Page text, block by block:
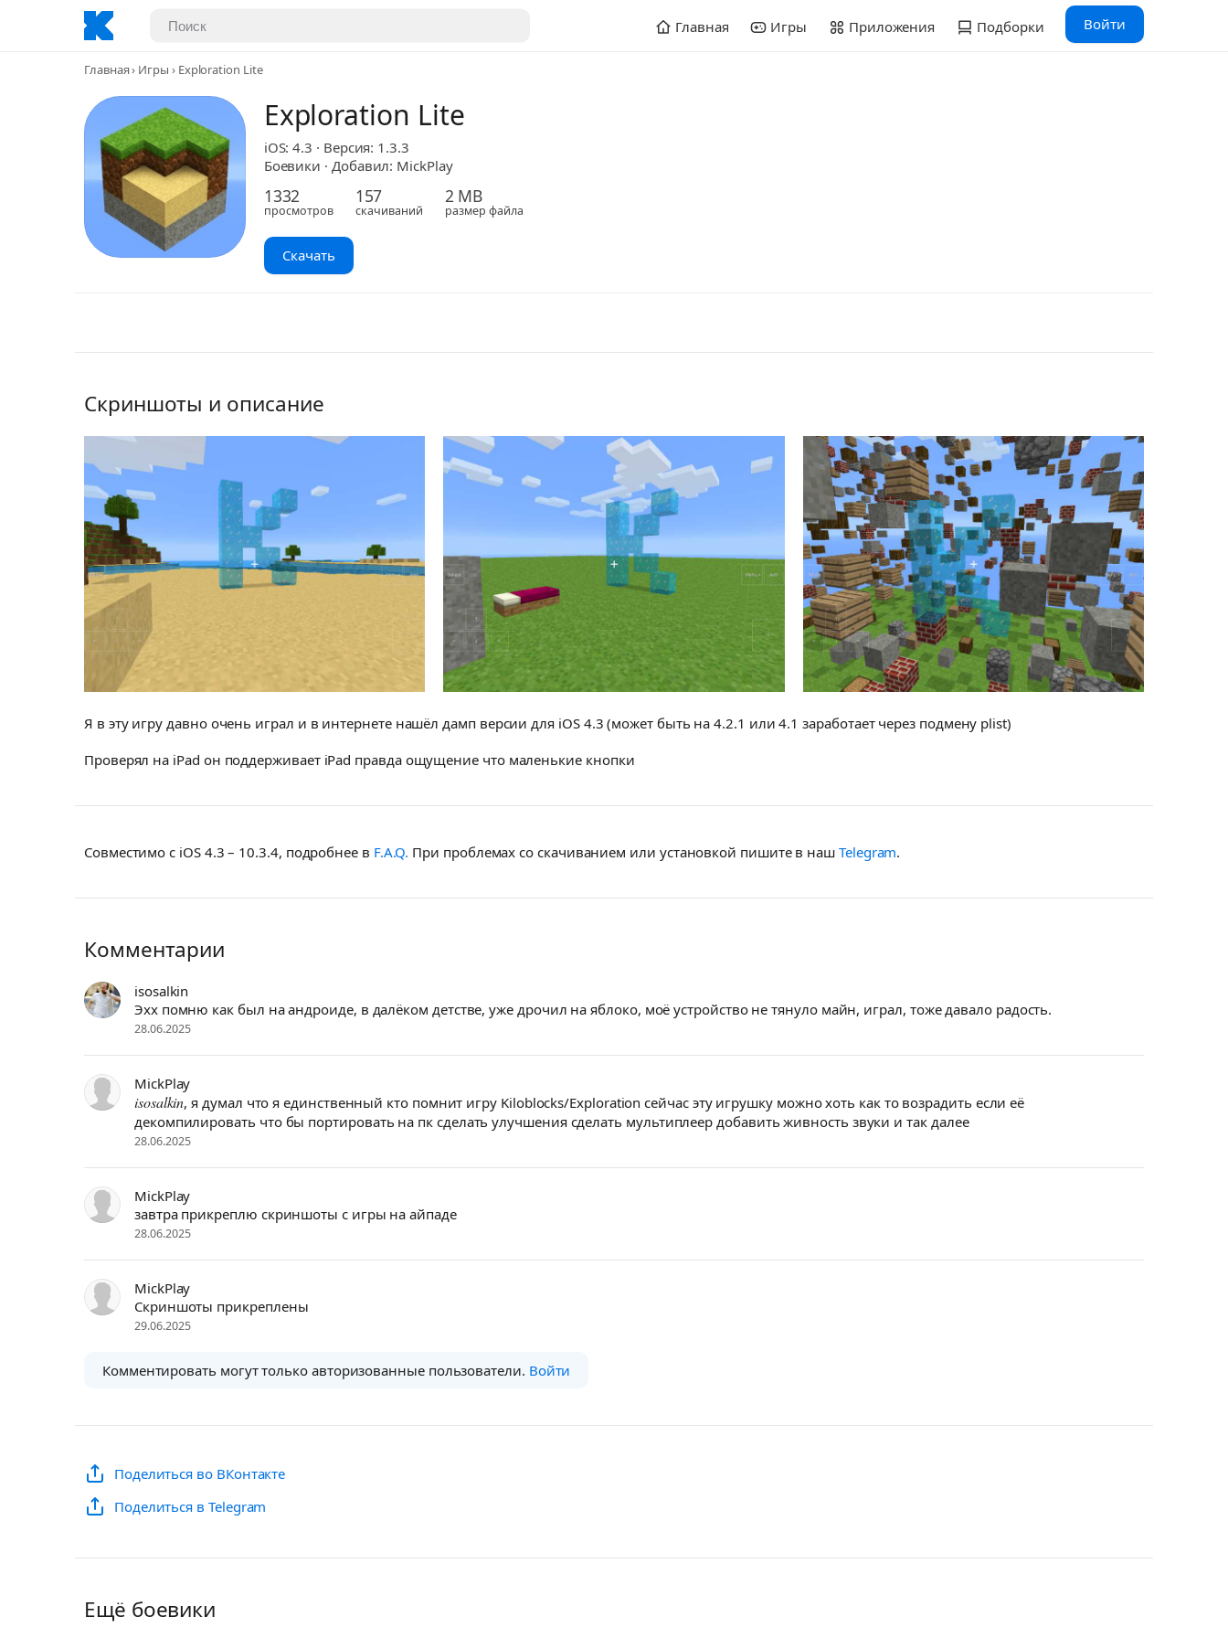
Главная Игры Приложения Подборки Войти
Главная Игры Exploration Lite
Exploration Lite
iOS: 4.3 · Версия: 1.3.3
Боевики · Добавил: MickPlay
1332
просмотров
157
скачиваний
2 MB
размер файла
Скачать
Скриншоты и описание
Я в эту игру давно очень играл и в интернете нашёл дамп версии для iOS 4.3 (может быть на 4.2.1 или 4.1 заработает через подмену plist)
Проверял на iPad он поддерживает iPad правда ощущение что маленькие кнопки
Совместимо с iOS 4.3 – 10.3.4, подробнее в F.A.Q. При проблемах со скачиванием или установкой пишите в нашTelegram.
Комментарии
isosalkin
Эхх помню как был на андроиде, в далёком детстве, уже дрочил на яблоко, моё устройство не тянуло майн, играл, тоже давало радость.
28.06.2025
MickPlay
isosalkin, я думал что я единственный кто помнит игру Kiloblocks/Exploration сейчас эту игрушку можно хоть как то возрадить если её
декомпилировать что бы портировать на пк сделать улучшения сделать мультиплеер добавить живность звуки и так далее
28.06.2025
MickPlay
завтра прикреплю скриншоты с игры на айпаде
28.06.2025
MickPlay
Скриншоты прикреплены
29.06.2025
Комментировать могут только авторизованные пользователи. Войти
Поделиться во ВКонтакте
Поделиться в Telegram
Ещё боевики